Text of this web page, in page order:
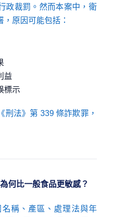
政裁罰。然而本案中，衛
原因可能包括：
益
標示
刑法》第 339 條詐欺罪，
何比一般食品更敏感？
稱、產區、處理法與年